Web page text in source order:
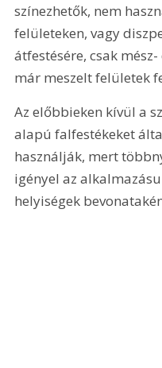
színezhetők, nem
felületeken, vagy
átfestésére, csak
már meszelt felületek
Az előbbieken kívül a
alapú falfestékeket
használják, mert
igényel az
helyiségek